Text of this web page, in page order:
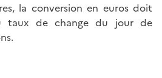
la conversion en euros doit
taux de change du jour de